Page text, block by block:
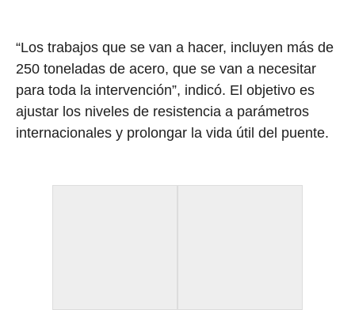
“Los trabajos que se van a hacer, incluyen más de
250 toneladas de acero, que se van a necesitar
para toda la intervención”, indicó. El objetivo es
ajustar los niveles de resistencia a parámetros
internacionales y prolongar la vida útil del puente.